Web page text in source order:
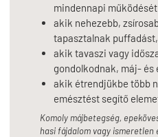
mindennapi
akik nehezebb,
tapasztalnak
akik tavaszi vagy
gondolkodnak, máj-
akik étrendjükbe több
emésztést segítő
Komoly májbetegség,
hasi fájdalom vagy